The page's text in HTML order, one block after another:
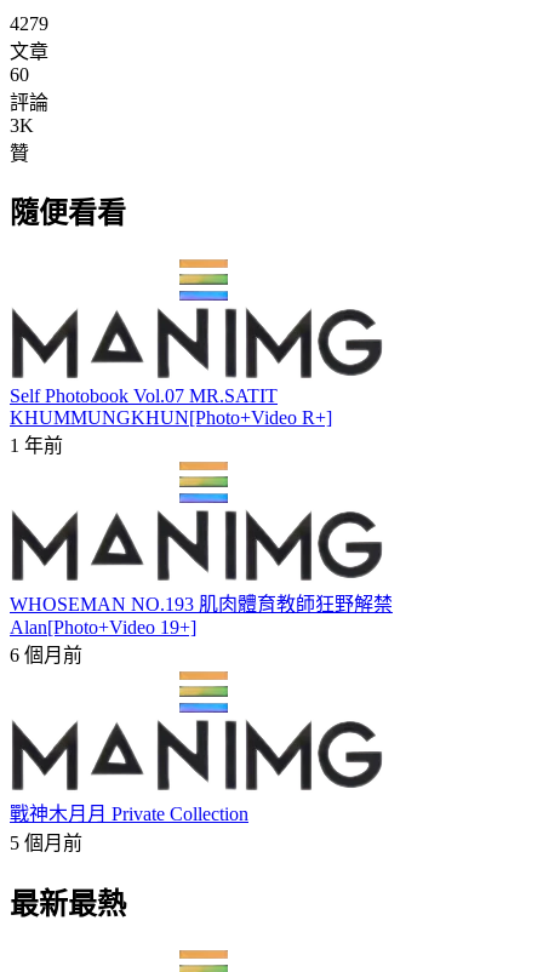
4279
文章
60
評論
3K
贊
隨便看看
Self Photobook Vol.07 MR.SATIT
KHUMMUNGKHUN[Photo+Video R+]
1 年前
WHOSEMAN NO.193 肌肉體育教師狂野解禁
Alan[Photo+Video 19+]
6 個月前
戰神木月月 Private Collection
5 個月前
最新最熱